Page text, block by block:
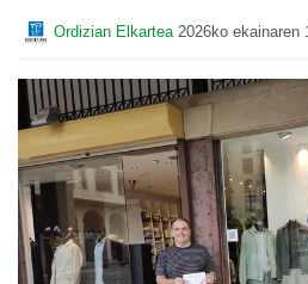
Ordizian Elkartea 2026ko ekainaren